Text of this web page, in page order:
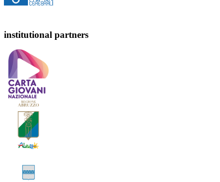
institutional partners